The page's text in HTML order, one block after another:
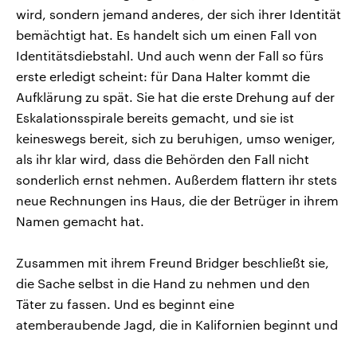
wird, sondern jemand anderes, der sich ihrer Identität
bemächtigt hat. Es handelt sich um einen Fall von
Identitätsdiebstahl. Und auch wenn der Fall so fürs
erste erledigt scheint: für Dana Halter kommt die
Aufklärung zu spät. Sie hat die erste Drehung auf der
Eskalationsspirale bereits gemacht, und sie ist
keineswegs bereit, sich zu beruhigen, umso weniger,
als ihr klar wird, dass die Behörden den Fall nicht
sonderlich ernst nehmen. Außerdem flattern ihr stets
neue Rechnungen ins Haus, die der Betrüger in ihrem
Namen gemacht hat.
Zusammen mit ihrem Freund Bridger beschließt sie,
die Sache selbst in die Hand zu nehmen und den
Täter zu fassen. Und es beginnt eine
atemberaubende Jagd, die in Kalifornien beginnt und